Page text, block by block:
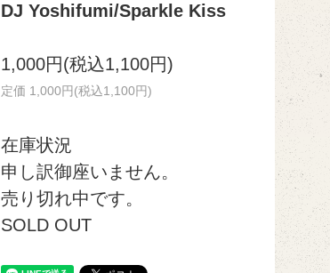
DJ Yoshifumi/Sparkle Kiss
1,000円(税込1,100円)
定価 1,000円(税込1,100円)
在庫状況
申し訳御座いません。
売り切れ中です。
SOLD OUT